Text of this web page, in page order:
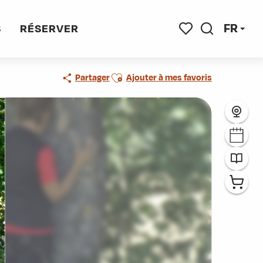
FR
RÉSERVER
PartagerAjouter aux favoris
Ajouter à mes favoris